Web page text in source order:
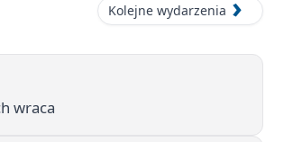
Kolejne wydarzenia
wraca